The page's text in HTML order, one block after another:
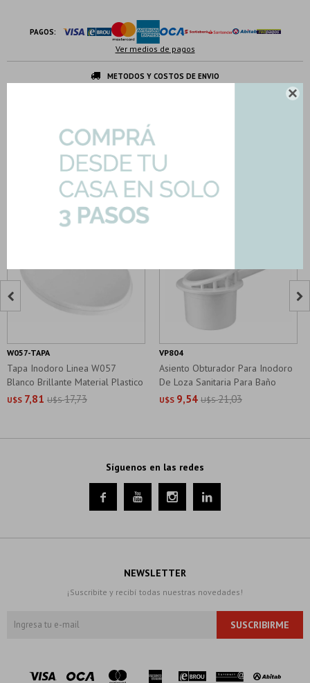

PAGOS:
Ver medios de pagos
METODOS Y COSTOS DE ENVIO
Productos que te pueden interesar
Tapa Inodoro Linea W057
Blanco Brillante Material Plastico
U$S 7,81 U$S 17,73
W057-TAPA
Asiento Obturador Para Inodoro
De Loza Sanitaria Para Baño
U$S 9,54 U$S 21,03
VP804
 
Síguenos en las redes
   
NEWSLETTER
¡Suscribite y recibí todas nuestras novedades!
SUSCRIBIRME